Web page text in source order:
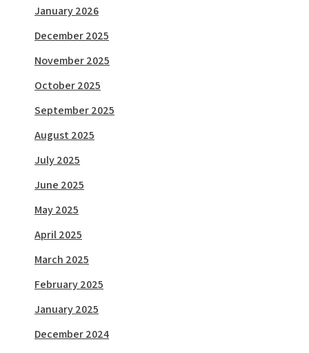
January 2026
December 2025
November 2025
October 2025
September 2025
August 2025
July 2025
June 2025
May 2025
April 2025
March 2025
February 2025
January 2025
December 2024